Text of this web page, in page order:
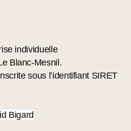
individuelle
Blanc-Mesnil.
sous l’identifiant SIRET
Bigard